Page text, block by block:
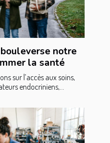
notre
la santé
sur l’accès aux soins,
endocriniens,...